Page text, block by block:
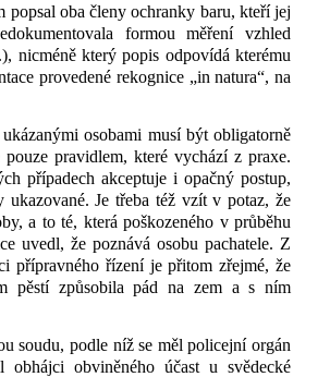
popsal oba členy ochranky baru, kteří jej
formou měření vzhled
nicméně který popis odpovídá kterému
provedené rekognice „in natura“, na
osobami musí být obligatorně
pravidlem, které vychází z praxe.
případech akceptuje i opačný postup,
ukazované. Je třeba též vzít v potaz, že
a to té, která poškozeného v průběhu
uvedl, že poznává osobu pachatele. Z
přípravného řízení je přitom zřejmé, že
pěstí způsobila pád na zem a s ním
soudu, podle níž se měl policejní orgán
obhájci obviněného účast u svědecké